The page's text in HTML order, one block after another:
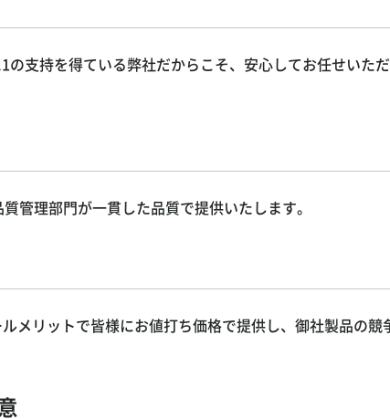
支持を得ている弊社だからこそ、安心してお任せいた
管理部門が一貫した品質で提供いたします。
メリットで皆様にお値打ち価格で提供し、御社製品の競